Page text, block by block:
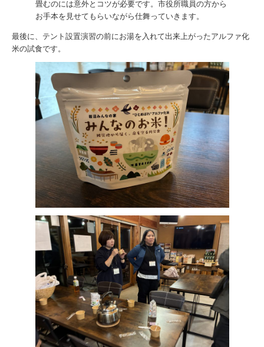
畳むのには意外とコツが必要です。市役所職員の方から
お手本を見せてもらいながら仕舞っていきます。
最後に、テント設置演習の前にお湯を入れて出来上がったアルファ化
米の試食です。